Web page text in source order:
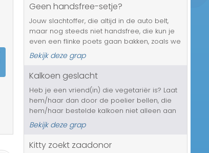
Zakelijk/Studie
Geld/Belasting
Buurt/Gemeente
Pakket/Bestelling
Transport/Verkeer
Kerst/Sinterklaas
Diversen/Andere
Geen handsfree-setje?
Jouw slachtoffer, die altijd in de auto belt,
maar nog steeds niet handsfree, die kun je
even een flinke poets gaan bakken, zoals we
dat vroeger noemde. Hij/zij is namelijk door
de rijkspolitie betrapt. Ze reden in
burgerauto langs en hebbe...
Bekijk deze grap
Kalkoen geslacht
Heb je een vriend(in) die vegetariër is? Laat
hem/haar dan door de poelier bellen, die
hem/haar bestelde kalkoen niet alleen aan
het bereiden is, maar vlakbij de telefoon aan
het slachten is. Wij zijn benieuwd hoe de
vegetarische vriend(in...
Bekijk deze grap
Kitty zoekt zaadonor